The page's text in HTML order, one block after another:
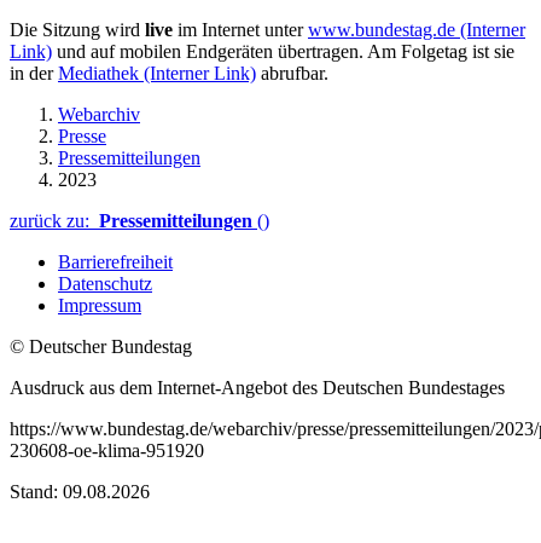
Die Sitzung wird live im Internet unterwww.bundestag.de (Interner
Link) und auf mobilen Endgeräten übertragen. Am Folgetag ist sie
in derMediathek (Interner Link) abrufbar.
Webarchiv
Presse
Pressemitteilungen
2023
zurück zu: Pressemitteilungen ()
Barrierefreiheit
Datenschutz
Impressum
© Deutscher Bundestag
Ausdruck aus dem Internet-Angebot des Deutschen Bundestages
https://www.bundestag.de/webarchiv/presse/pressemitteilungen/
230608-oe-klima-951920
Stand: 09.08.2026